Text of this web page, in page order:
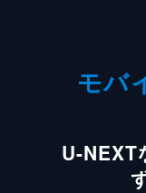
モバ
U-NEXT